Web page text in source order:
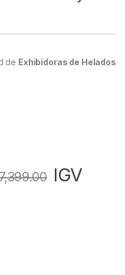
de Exhibidoras de Helados
IGV